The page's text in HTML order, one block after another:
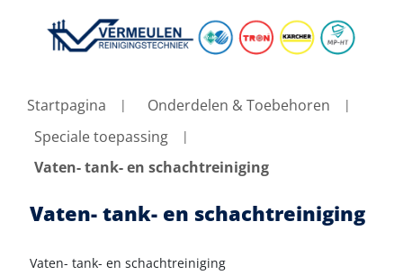
Startpagina
Onderdelen & Toebehoren
Speciale toepassing
Vaten- tank- en schachtreiniging
Vaten- tank- en schachtreiniging
Vaten- tank- en schachtreiniging